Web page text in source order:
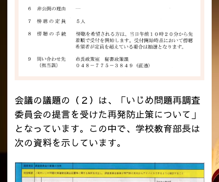
会議の議題の（２）は、「いじめ問題再調査
委員会の提言を受けた再発防止策について」
となっています。この中で、学校教育部長は
次の資料を示しています。